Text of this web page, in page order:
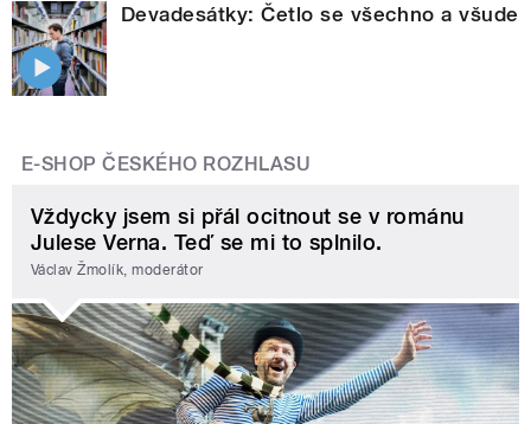
Devadesátky: Četlo se všechno a všude
E-SHOP ČESKÉHO ROZHLASU
Vždycky jsem si přál ocitnout se v románu
Julese Verna. Teď se mi to splnilo.
Václav Žmolík, moderátor